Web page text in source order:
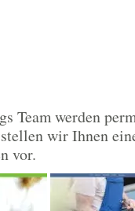
Team werden
wir Ihnen
vor.